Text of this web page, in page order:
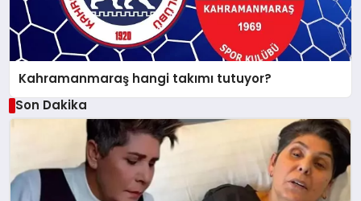
Kahramanmaraş hangi takımı tutuyor?
Son Dakika